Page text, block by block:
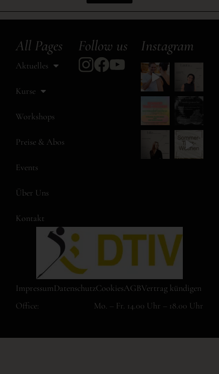
All Pages
Aktuelles
Kurse
Workshops
Preise & Abos
Events
Über Uns
Kontakt
Follow us Instagram
ImpressumDatenschutzCookiesAGBVertrag kündigen
Office:
Mo. – Fr. 14.00 Uhr – 18.00 Uhr